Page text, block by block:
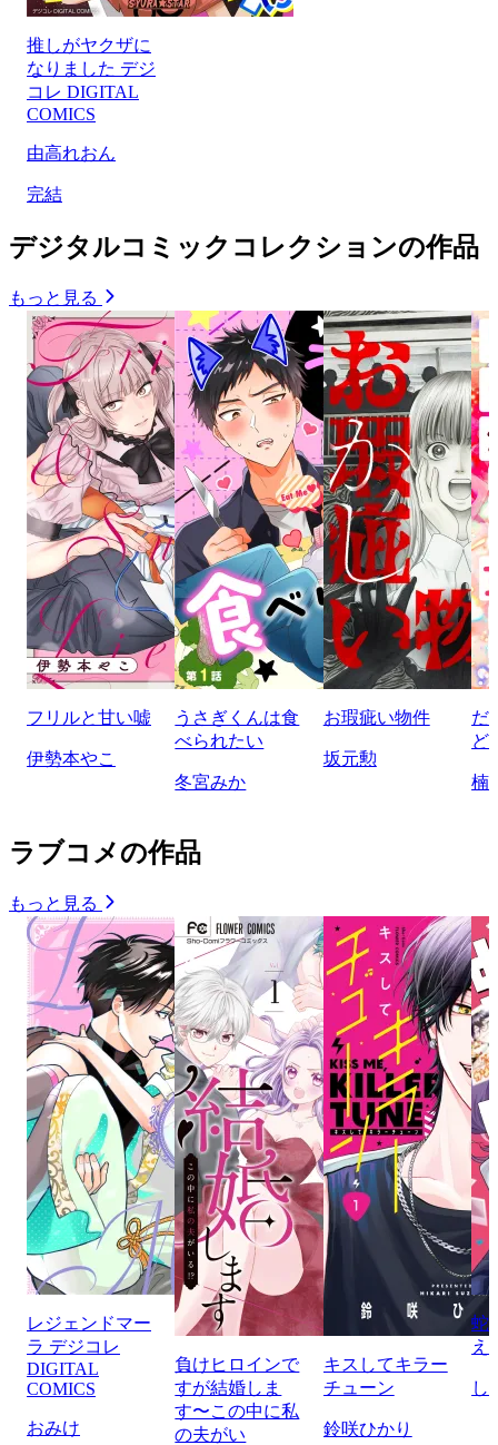
推しがヤクザに
なりました デジ
コレ DIGITAL
COMICS
由高れおん
完結
デジタルコミックコレクションの作品
もっと見る
フリルと甘い嘘
伊勢本やこ
うさぎくんは食
べられたい
冬宮みか
お瑕疵い物件
坂元勲
だ
ど
楠
ラブコメの作品
もっと見る
レジェンドマー
ラ デジコレ
DIGITAL
COMICS
おみけ
負けヒロインで
すが結婚しま
す〜この中に私
の夫がい
キスしてキラー
チューン
鈴咲ひかり
蛇
え
し